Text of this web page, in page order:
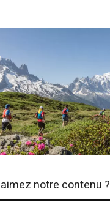
notre contenu ?